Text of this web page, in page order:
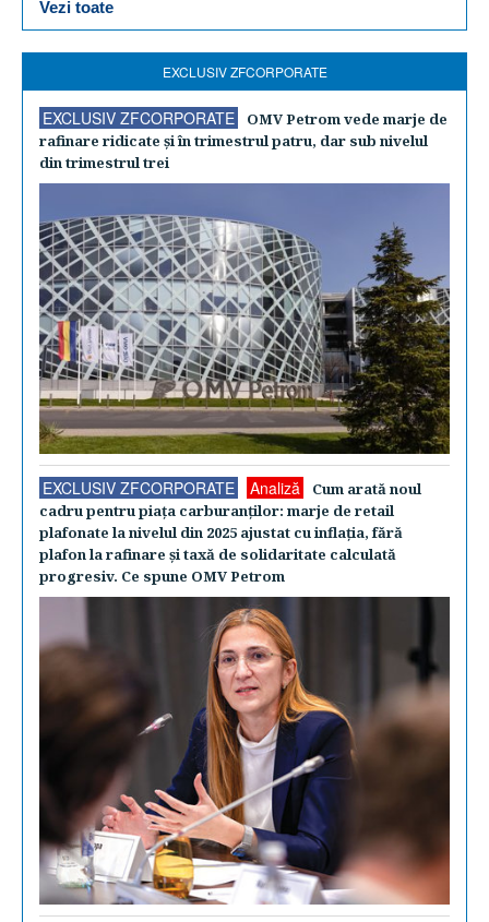
Vezi toate
EXCLUSIV ZFCORPORATE
EXCLUSIV ZFCORPORATE
OMV Petrom vede marje de
rafinare ridicate şi în trimestrul patru, dar sub nivelul
din trimestrul trei
EXCLUSIV ZFCORPORATE Analiză
Cum arată noul
cadru pentru piaţa carburanţilor: marje de retail
plafonate la nivelul din 2025 ajustat cu inflaţia, fără
plafon la rafinare şi taxă de solidaritate calculată
progresiv. Ce spune OMV Petrom